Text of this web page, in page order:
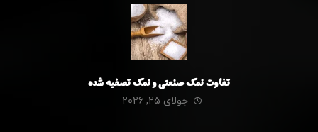
تفاوت نمک صنعتی و نمک تصفیه شده
جولای ۲۵, ۲۰۲۶